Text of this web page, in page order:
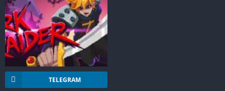
TELEGRAM